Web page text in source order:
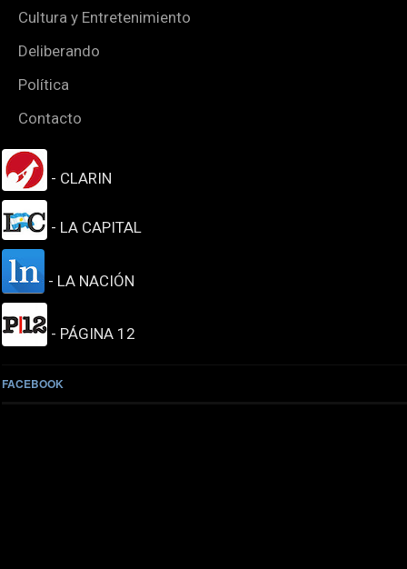
Cultura y Entretenimiento
Deliberando
Política
Contacto
- CLARIN
- LA CAPITAL
- LA NACIÓN
- PÁGINA 12
FACEBOOK